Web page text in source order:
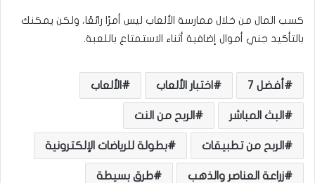
كسب المال من خلال ممارسة الألعاب ليس أمرًا رائعًا، ولكن يمكنك
بالتأكيد جني أموال إضافية أثناء الاستمتاع باللعبة.
أفضل 7 اختبار الألعاب الألعاب
البث المباشر الربح من النت
الربح من تطبيقات بطولة للرياضات الإلكترونية
زراعة العناصر والذهب طرق بسيطة